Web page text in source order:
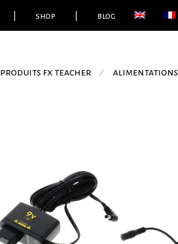
shop blog
produits fx teacher ⁄ alimentations